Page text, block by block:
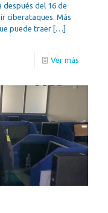
después del 16 de
ciberataques. Más
puede traer […]
Ver más